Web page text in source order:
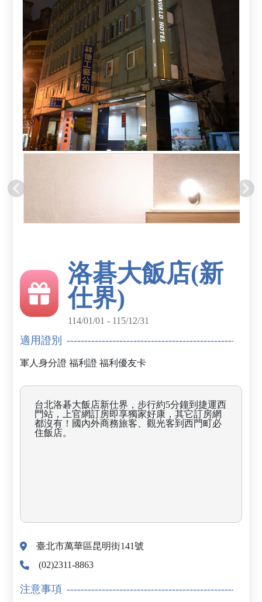
洛碁大飯店(新
仕界)
114/01/01 - 115/12/31
適用證別
軍人身分證 福利證 福利優友卡
台北洛碁大飯店新仕界，步行約5分鐘到捷運西
門站，上官網訂房即享獨家好康，其它訂房網
都沒有！國內外商務旅客、觀光客到西門町必
住飯店。
臺北市萬華區昆明街141號
(02)2311-8863
注意事項